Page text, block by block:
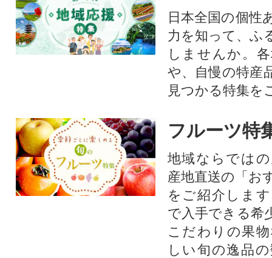
日本全国の個性
力を知って、ふ
しませんか。
や、自慢の特産
見つかる特集を
フルーツ特
地域ならでは
産地直送の「お
をご紹介しま
で入手できる希
こだわりの果
しい旬の逸品